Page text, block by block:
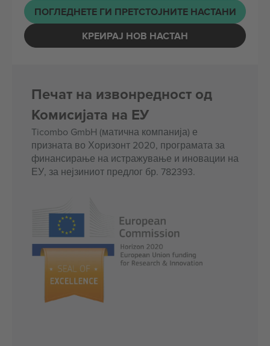
ПОГЛЕДНЕТЕ ГИ ПРЕТСТОЈНИТЕ НАСТАНИ
КРЕИРАЈ НОВ НАСТАН
Печат на извонредност од
Комисијата на ЕУ
Ticombo GmbH (матична компанија) е
призната во Хоризонт 2020, програмата за
финансирање на истражување и иновации на
ЕУ, за нејзиниот предлог бр. 782393.